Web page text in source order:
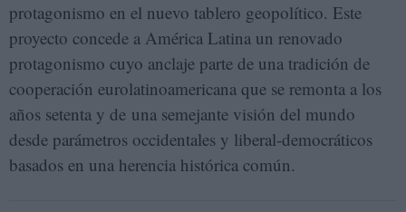
protagonismo en el nuevo tablero geopolítico. Este
proyecto concede a América Latina un renovado
protagonismo cuyo anclaje parte de una tradición de
cooperación eurolatinoamericana que se remonta a los
años setenta y de una semejante visión del mundo
desde parámetros occidentales y liberal-democráticos
basados en una herencia histórica común.